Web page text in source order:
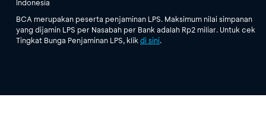
Indonesia
BCA merupakan peserta penjaminan LPS. Maksimum nilai simpanan
yang dijamin LPS per Nasabah per Bank adalah Rp2 miliar. Untuk cek
Tingkat Bunga Penjaminan LPS, klik di sini.